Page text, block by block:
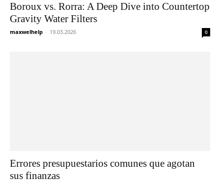
Boroux vs. Rorra: A Deep Dive into Countertop
Gravity Water Filters
maxwelhelp - 19.03.2026 0
Errores presupuestarios comunes que agotan
sus finanzas